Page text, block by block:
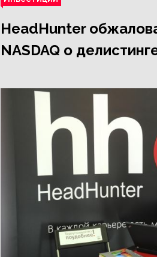
HeadHunter
NASDAQ о